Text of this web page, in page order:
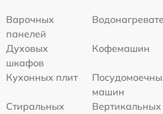
Варочных
панелей
Духовых
шкафов
Кофемашин
Кухонных плит
машин
Стиральных
Вертикальных